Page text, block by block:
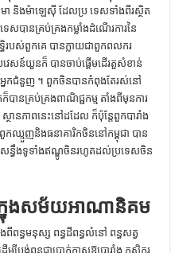
ា និងម៉ាឡេស៊ី ដែលប្រ ទេសទាំងពីរស្ថិត
សបានគ្រប់គ្រងកម្លាំងដំណើរការនៃ
របស់ពួកគេ បានក្លាយជាពួកពលករ
េសន៍យួនក៏ បានចាប់ផ្ដើមដើរតួសំខាន់
អ្នកជំនួញ ។ ពួកចិនបានកំពុងតែរស់នៅ
ានគ្រប់គ្រងពាណិជ្ជកម្ម តាំងពីមុនការ
នភាពនេះនៅដដែល ក៏ប៉ុន្តែពួកបារាំង
មួញនិងធនាគារិកចិននៅកម្ពុជា បាន
សន្ធឹងទូទាំងឥណ្ឌូចិនរហូតដល់ប្រទេសចិន
ក្នុងសម័យអាណានិគម
ងពីពន្ធមនុស្ស ពន្ធដីពន្ធលំនៅ ពន្ធសត្វ
ម្បីបង់ពន្ធជាប្រាក់កាសឱ្យបារាំង កសិករ